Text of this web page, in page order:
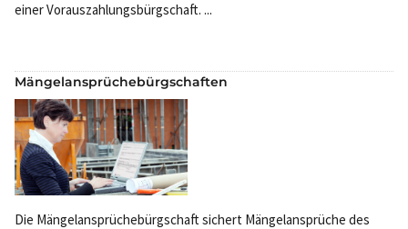
einer Vorauszahlungsbürgschaft. ...
Mängelansprüchebürgschaften
Die Mängelansprüchebürgschaft sichert Mängelansprüche des